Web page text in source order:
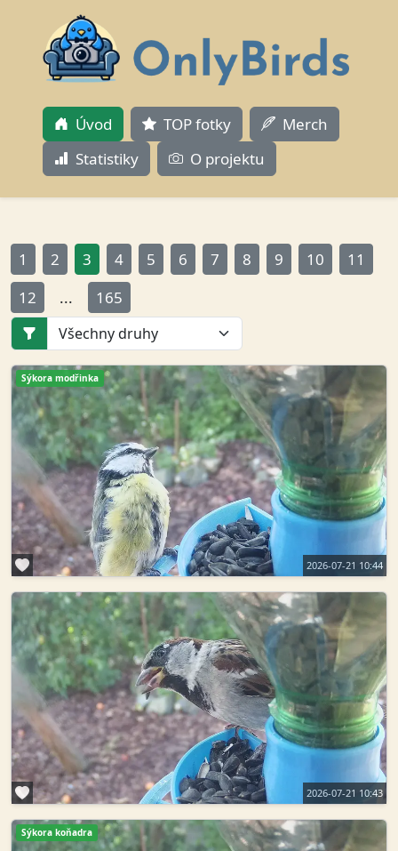
Úvod TOP fotky
Merch
Statistiky
O projektu
1 2 3 4 5 6 7 8 9 10
11
12
... 165
Sýkora modřinka
2026-07-21 10:44
2026-07-21 10:43
Sýkora koňadra